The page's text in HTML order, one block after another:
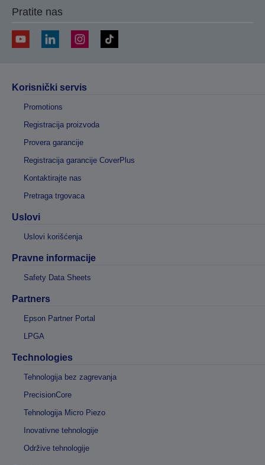
Pratite nas
Korisnički servis
Promotions
Registracija proizvoda
Provera garancije
Registracija garancije CoverPlus
Kontaktirajte nas
Pretraga trgovaca
Uslovi
Uslovi korišćenja
Pravne informacije
Safety Data Sheets
Partners
Epson Partner Portal
LPGA
Technologies
Tehnologija bez zagrevanja
PrecisionCore
Tehnologija Micro Piezo
Inovativne tehnologije
Održive tehnologije